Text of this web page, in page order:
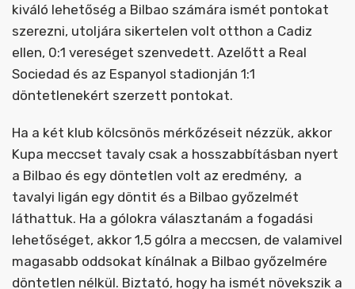
kiváló lehetőség a Bilbao számára ismét pontokat
szerezni, utoljára sikertelen volt otthon a Cadiz
ellen, 0:1 vereséget szenvedett. Azelőtt a Real
Sociedad és az Espanyol stadionján 1:1
döntetlenekért szerzett pontokat.
Ha a két klub kölcsönös mérkőzéseit nézzük, akkor
Kupa meccset tavaly csak a hosszabbításban nyert
a Bilbao és egy döntetlen volt az eredmény, a
tavalyi ligán egy döntit és a Bilbao győzelmét
láthattuk. Ha a gólokra választanám a fogadási
lehetőséget, akkor 1,5 gólra a meccsen, de valamivel
magasabb oddsokat kínálnak a Bilbao győzelmére
döntetlen nélkül. Biztató, hogy ha ismét növekszik a